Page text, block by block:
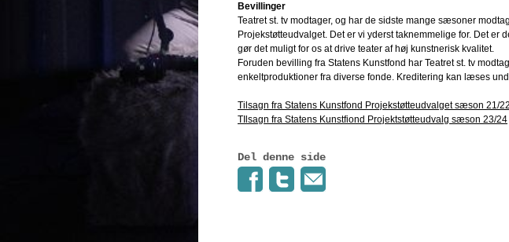
Bevillinger
Teatret st. tv modtager, og har de sidste mange sæsoner
Projekstøtteudvalget. Det er vi yderst taknemmelige for. Det er
gør det muligt for os at drive teater af høj kunstnerisk kvalitet.
Foruden bevilling fra Statens Kunstfond har Teatret st. tv
enkeltproduktioner fra diverse fonde. Kreditering kan læses
Tilsagn fra Statens Kunstfond Projekstøtteudvalget sæson 21/
TIlsagn fra Statens Kunstfiond Projektstøtteudvalg sæson 23/24
Del denne side